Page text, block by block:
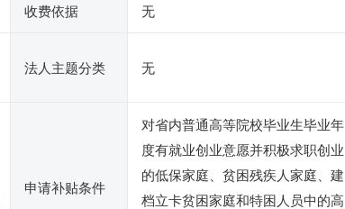
收费依据 无
法人主题分类 无
申请补贴条件
对省内普通高等院校毕业生毕业年
度有就业创业意愿并积极求职创业
的低保家庭、贫困残疾人家庭、建
档立卡贫困家庭和特困人员中的高